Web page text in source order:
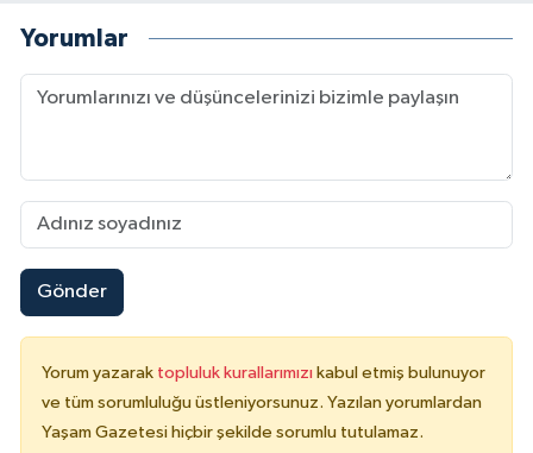
Yorumlar
Gönder
Yorum yazarak topluluk kurallarımızı kabul etmiş bulunuyor
ve tüm sorumluluğu üstleniyorsunuz. Yazılan yorumlardan
Yaşam Gazetesi hiçbir şekilde sorumlu tutulamaz.